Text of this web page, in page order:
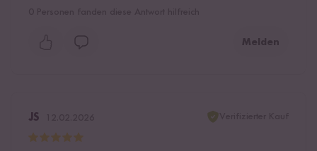
Melden
JS